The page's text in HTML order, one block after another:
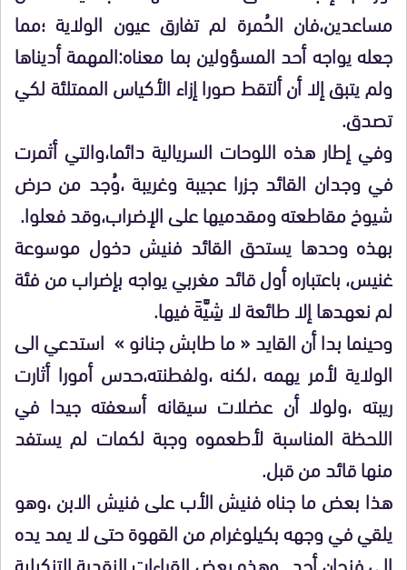
مساعدين،فان الحُمرة لم تفارق عيون الولاية ؛مما
جعله يواجه أحد المسؤولين بما معناه:المهمة أديناها
ولم يتبق إلا أن ألتقط صورا إزاء الأكياس الممتلئة لكي
تصدق.
وفي إطار هذه اللوحات السريالية دائما،والتي أثمرت
في وجدان القائد جزرا عجيبة وغريبة ،وُجد من حرض
شيوخ مقاطعته ومقدميها على الإضراب،وقد فعلوا.
بهذه وحدها يستحق القائد فنيش دخول موسوعة
غنيس، باعتباره أول قائد مغربي يواجه بإضراب من فئة
لم نعهدها إلا طائعة لا شِيَّةَ فيها.
وحينما بدا أن القايد « ما طابش جنانو » استدعي الى
الولاية لأمر يهمه ،لكنه ،ولفطنته،حدس أمورا أثارت
ريبته ،ولولا أن عضلات سيقانه أسعفته جيدا في
اللحظة المناسبة لأطعموه وجبة لكمات لم يستفد
منها قائد من قبل.
هذا بعض ما جناه فنيش الأب على فنيش الابن ،وهو
يلقي في وجهه بكيلوغرام من القهوة حتى لا يمد يده